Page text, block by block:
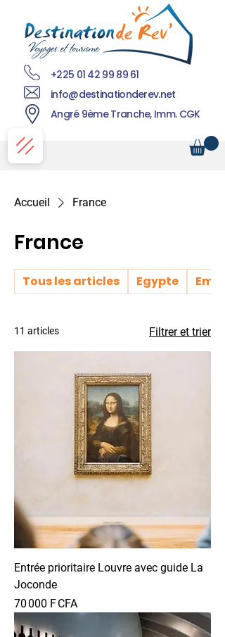
+225 01 42 99 89 61
info@destinationderev.net
Angré 9ème Tranche, Imm. CGK
Accueil France
France
Tous les articles Egypte
11 articles Filtrer et trier
Entrée prioritaire Louvre avec guide La
Joconde
Prix
70 000 F CFA